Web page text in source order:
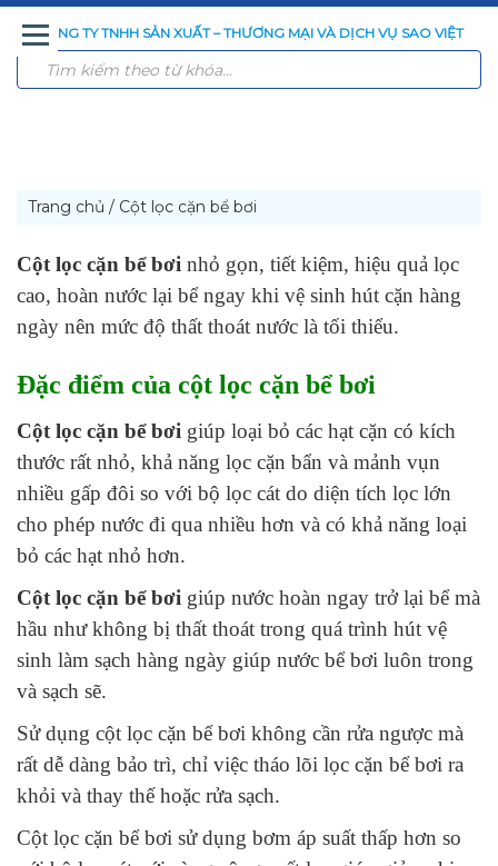
CÔNG TY TNHH SẢN XUẤT – THƯƠNG MẠI VÀ DỊCH VỤ SAO VIỆT
TRANG
GIỚI
SẢN
CÔNG
CÔNG
TIN
LIÊN
Trang chủ / Cột lọc cặn bể bơi
Cột lọc cặn bể bơi nhỏ gọn, tiết kiệm, hiệu quả lọc
cao, hoàn nước lại bể ngay khi vệ sinh hút cặn hàng
ngày nên mức độ thất thoát nước là tối thiểu.
Đặc điểm của cột lọc cặn bể bơi
Cột lọc cặn bể bơi giúp loại bỏ các hạt cặn có kích
thước rất nhỏ, khả năng lọc cặn bẩn và mảnh vụn
nhiều gấp đôi so với bộ lọc cát do diện tích lọc lớn
cho phép nước đi qua nhiều hơn và có khả năng loại
bỏ các hạt nhỏ hơn.
Cột lọc cặn bể bơi giúp nước hoàn ngay trở lại bể mà
hầu như không bị thất thoát trong quá trình hút vệ
sinh làm sạch hàng ngày giúp nước bể bơi luôn trong
và sạch sẽ.
Sử dụng cột lọc cặn bể bơi không cần rửa ngược mà
rất dễ dàng bảo trì, chỉ việc tháo lõi lọc cặn bể bơi ra
khỏi và thay thế hoặc rửa sạch.
Cột lọc cặn bể bơi sử dụng bơm áp suất thấp hơn so